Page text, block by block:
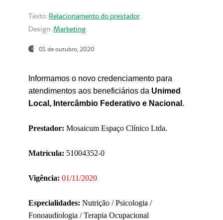
Texto: Relacionamento do prestador
Design: Marketing
01 de outubro, 2020
Informamos o novo credenciamento para
atendimentos aos beneficiários da Unimed
Local, Intercâmbio Federativo e Nacional .
Prestador: Mosaicum Espaço Clínico Ltda.
Matrícula: 51004352-0
Vigência: 01/11/2020
Especialidades: Nutrição / Psicologia /
Fonoaudiologia / Terapia Ocupacional